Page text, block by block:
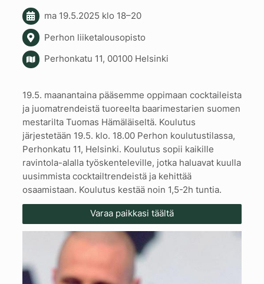
ma 19.5.2025 klo 18–20
Perhon liiketalousopisto
Perhonkatu 11, 00100 Helsinki
19.5. maanantaina pääsemme oppimaan cocktaileista
ja juomatrendeistä tuoreelta baarimestarien suomen
mestarilta Tuomas Hämäläiseltä. Koulutus
järjestetään 19.5. klo. 18.00 Perhon koulutustilassa,
Perhonkatu 11, Helsinki. Koulutus sopii kaikille
ravintola-alalla työskenteleville, jotka haluavat kuulla
uusimmista cocktailtrendeistä ja kehittää
osaamistaan. Koulutus kestää noin 1,5-2h tuntia.
Varaa paikkasi täältä